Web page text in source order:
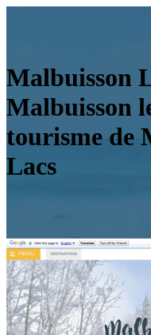
Malbuisson
Malbuisson
tourisme de
Lacs